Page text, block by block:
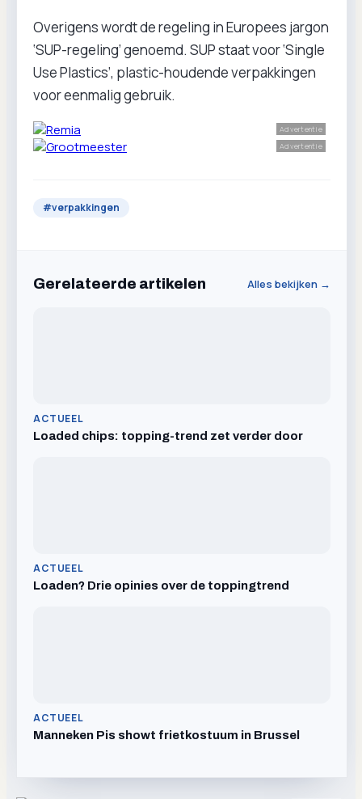
Overigens wordt de regeling in Europees jargon
‘SUP-regeling’ genoemd. SUP staat voor ‘Single
Use Plastics’, plastic-houdende verpakkingen
voor eenmalig gebruik.
Advertentie
Advertentie
#verpakkingen
Gerelateerde artikelen Alles bekijken →
ACTUEEL
Loaded chips: topping-trend zet verder door
ACTUEEL
Loaden? Drie opinies over de toppingtrend
ACTUEEL
Manneken Pis showt frietkostuum in Brussel